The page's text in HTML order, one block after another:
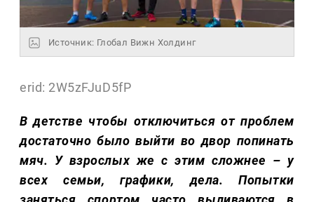
Источник: Глобал Вижн Холдинг
erid: 2W5zFJuD5fP
В детстве чтобы отключиться от проблем
достаточно было выйти во двор попинать
мяч. У взрослых же с этим сложнее – у
всех семьи, графики, дела. Попытки